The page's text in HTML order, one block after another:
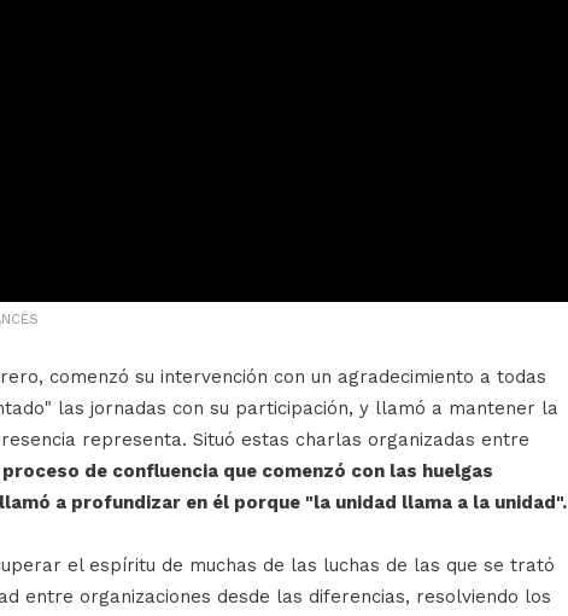
comenzó su intervención con un agradecimiento a todas
las jornadas con su participación, y llamó a mantener la
representa. Situó estas charlas organizadas entre
proceso de confluencia que comenzó con las huelgas
llamó a profundizar en él porque "la unidad llama a la unidad".
el espíritu de muchas de las luchas de las que se trató
entre organizaciones desde las diferencias, resolviendo los